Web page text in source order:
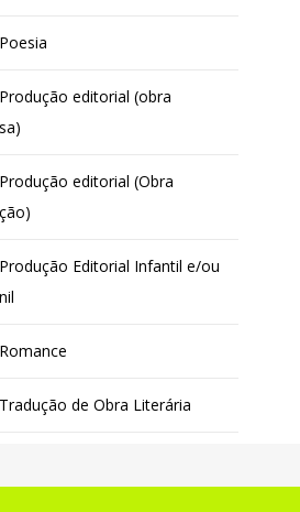
Poesia
Produção editorial (obra
Produção editorial (Obra
Produção Editorial Infantil e/ou
Romance
Tradução de Obra Literária